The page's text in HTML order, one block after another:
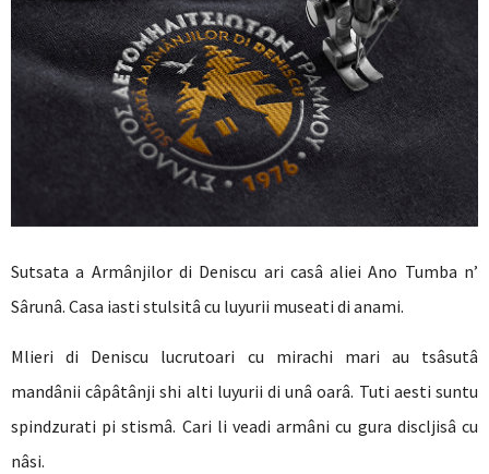
Sutsata a Armânjilor di Deniscu ari casâ aliei Ano Tumba n’
Sârunâ. Casa iasti stulsitâ cu luyurii museati di anami.
Mlieri di Deniscu lucrutoari cu mirachi mari au tsâsutâ
mandânii câpâtânji shi alti luyurii di unâ oarâ. Tuti aesti suntu
spindzurati pi stismâ. Cari li veadi armâni cu gura discljisâ cu
nâsi.